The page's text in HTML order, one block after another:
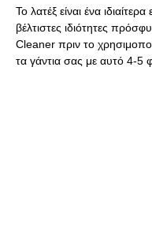
Το λατέξ είναι ένα
βέλτιστες ιδιότητες
Cleaner πριν το
τα γάντια σας με αυτό 4-5